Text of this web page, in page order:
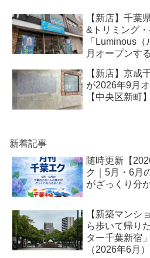
【新店】千葉
&トリミング
「Luminous
月オープンす
【新店】京成
が2026年9月
【中央区新町】
新着記事
随時更新【
ク｜5月・6月
がざっくり分
【新築マンシ
ら歩いて帰り
ター千葉新宿
（2026年6月